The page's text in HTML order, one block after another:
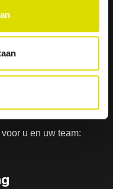
-
u en uw team: